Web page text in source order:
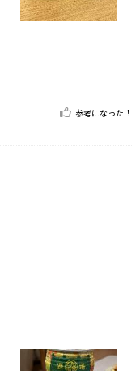
参考になった！